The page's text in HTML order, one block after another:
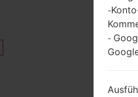
-
-